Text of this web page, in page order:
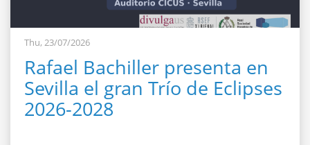
Thu, 23/07/2026
Rafael Bachiller presenta en
Sevilla el gran Trío de Eclipses
2026-2028